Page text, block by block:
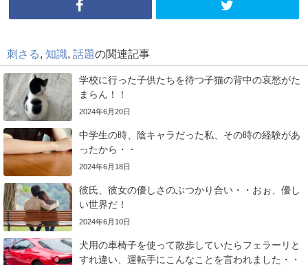
刺さる 知識 話題の関連記事
学校に行った子供たちを待つ子猫の背中の哀愁がた
まらん！！
2024年6月20日
中学生の時、陰キャラだった私、その時の経験があ
ったから・・
2024年6月18日
彼氏、彼女の優しさのぶつかり合い・・おぉ、優し
い世界だ！
2024年6月10日
犬用の車椅子を使って散歩していたらフェラーリと
すれ違い、運転手にこんなことを言われました・・